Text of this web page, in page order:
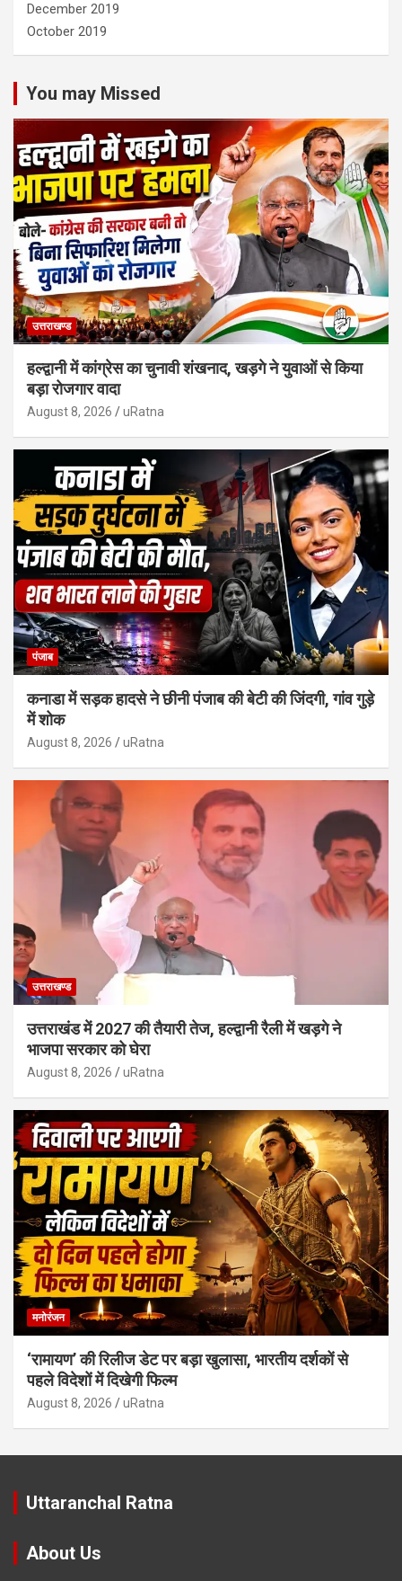
December 2019
October 2019
You may Missed
उत्तराखण्ड
हल्द्वानी में कांग्रेस का चुनावी शंखनाद, खड़गे ने युवाओं से किया
बड़ा रोजगार वादा
August 8, 2026 uRatna
पंजाब
कनाडा में सड़क हादसे ने छीनी पंजाब की बेटी की जिंदगी, गांव गुड़े
में शोक
August 8, 2026 uRatna
उत्तराखण्ड
उत्तराखंड में 2027 की तैयारी तेज, हल्द्वानी रैली में खड़गे ने
भाजपा सरकार को घेरा
August 8, 2026 uRatna
मनोरंजन
‘रामायण’ की रिलीज डेट पर बड़ा खुलासा, भारतीय दर्शकों से
पहले विदेशों में दिखेगी फिल्म
August 8, 2026 uRatna
Uttaranchal Ratna
About Us